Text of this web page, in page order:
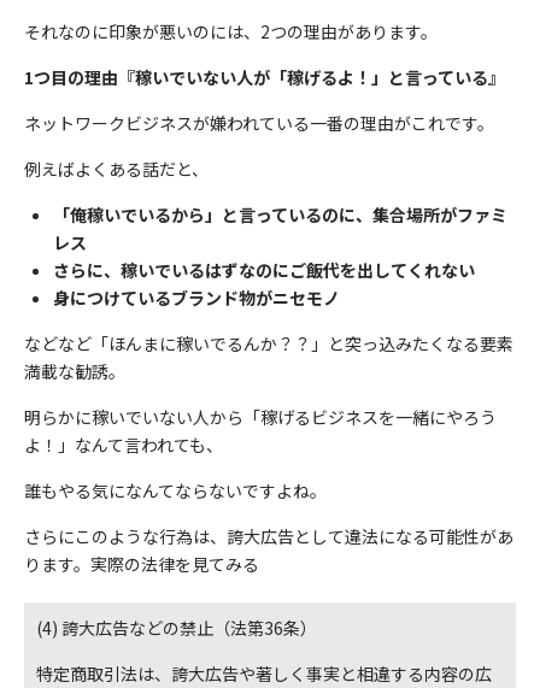
それなのに印象が悪いのには、2つの理由があります。
1つ目の理由『稼いでいない人が「稼げるよ！」と言っている』
ネットワークビジネスが嫌われている一番の理由がこれです。
例えばよくある話だと、
「俺稼いでいるから」と言っているのに、集合場所がファミ
レス
さらに、稼いでいるはずなのにご飯代を出してくれない
身につけているブランド物がニセモノ
などなど「ほんまに稼いでるんか？？」と突っ込みたくなる要素
満載な勧誘。
明らかに稼いでいない人から「稼げるビジネスを一緒にやろう
よ！」なんて言われても、
誰もやる気になんてならないですよね。
さらにこのような行為は、誇大広告として違法になる可能性があ
ります。実際の法律を見てみる
(4) 誇大広告などの禁止（法第36条）
特定商取引法は、誇大広告や著しく事実と相違する内容の広